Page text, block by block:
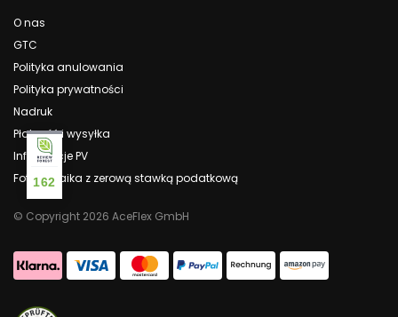
O nas
GTC
Polityka anulowania
Polityka prywatności
Nadruk
Płatność i wysyłka
Informacje PV
Fotowoltaika z zerową stawką podatkową
© Copyright 2026 AceFlex GmbH
162